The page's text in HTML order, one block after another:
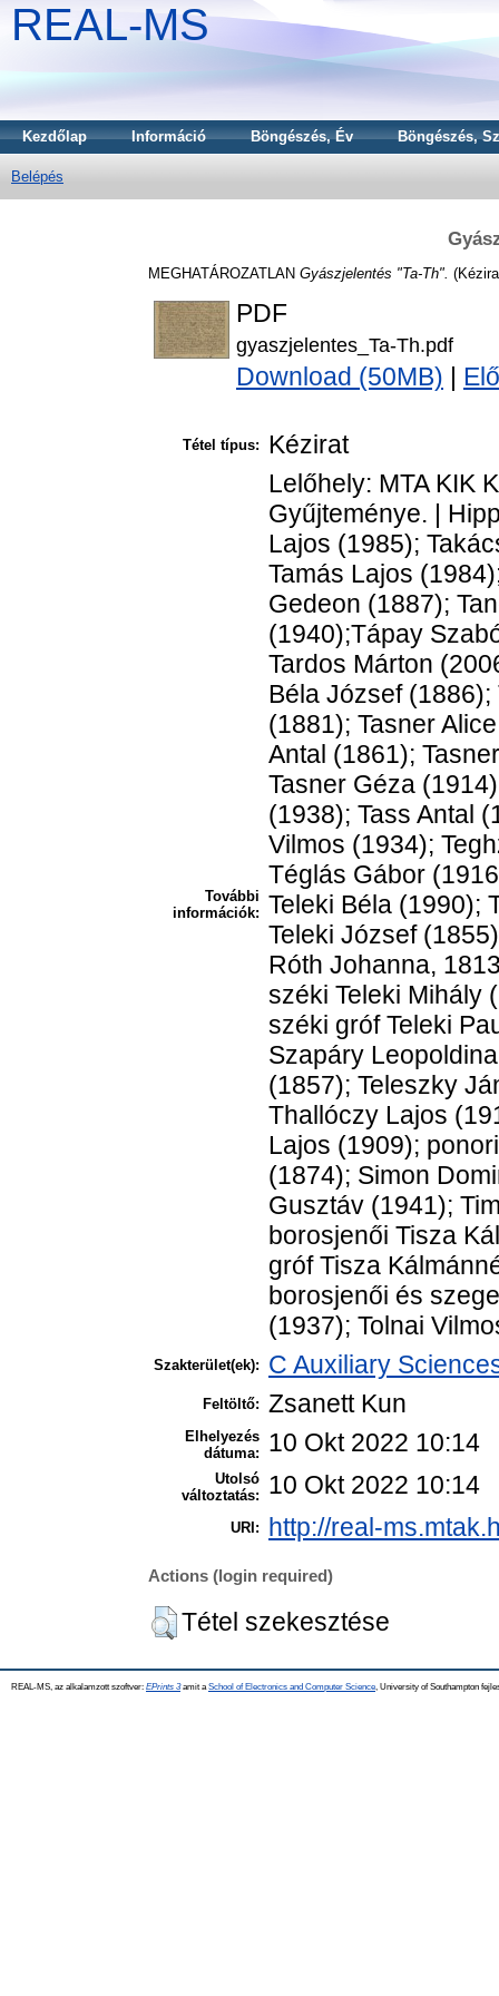
REAL-MS
Kezdőlap Információ Böngészés, Év Böngészés,
Belépés
MEGHATÁROZATLAN Gyászjelentés "Ta-Th".
PDF
gyaszjelentes_Ta-Th.pdf
Download (50MB)
Tétel típus: Kézirat
További
információk:
Lelőhely: MTA KIK
Gyűjteménye. |
Lajos (1985);
Tamás Lajos
Gedeon (1887);
(1940);Tápay
Tardos Márton
Béla József
(1881); Tasner
Antal (1861);
Tasner Géza
(1938); Tass Antal
Vilmos (1934);
Téglás Gábor
Teleki Béla (1990);
Teleki József
Róth Johanna,
széki Teleki Mihály
széki gróf Teleki
Szapáry
(1857); Teleszky
Thallóczy Lajos
Lajos (1909);
(1874); Simon
Gusztáv (1941);
borosjenői Tisza
gróf Tisza
borosjenői és
(1937); Tolnai
Szakterület(ek): C Auxiliary
Feltöltő: Zsanett Kun
Elhelyezés
dátuma:
10 Okt 2022 10:14
Utolsó
változtatás:
10 Okt 2022 10:14
URI: http://real-
Actions (login required)
Tétel szekesztése
REAL-MS, az alkalamzott szoftver: EPrints 3amit a School of Electronics and Computer Science , University of Southampton